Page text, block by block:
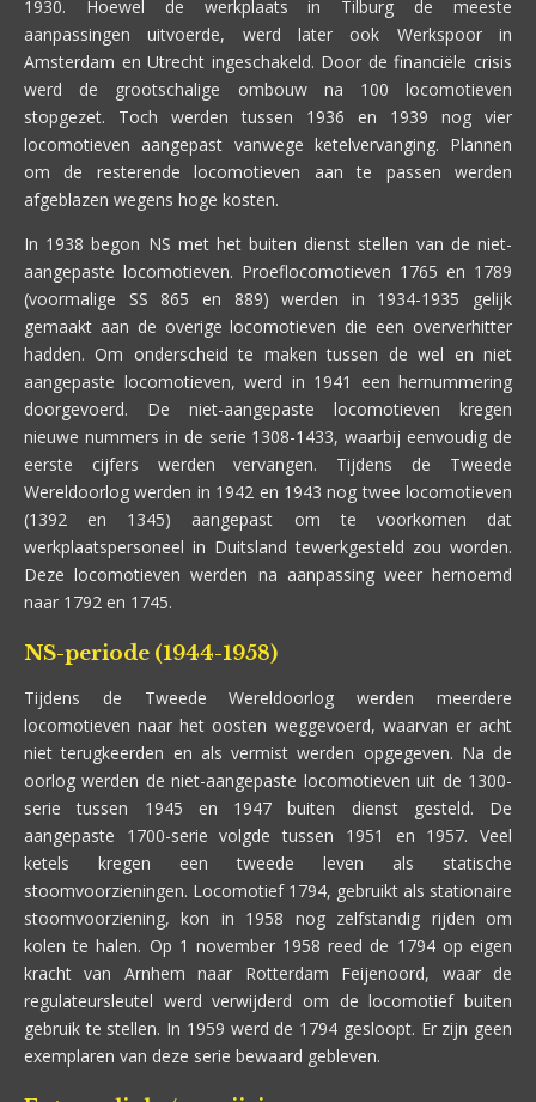
1930. Hoewel de werkplaats in Tilburg de meeste
aanpassingen uitvoerde, werd later ook Werkspoor in
Amsterdam en Utrecht ingeschakeld. Door de financiële crisis
werd de grootschalige ombouw na 100 locomotieven
stopgezet. Toch werden tussen 1936 en 1939 nog vier
locomotieven aangepast vanwege ketelvervanging. Plannen
om de resterende locomotieven aan te passen werden
afgeblazen wegens hoge kosten.
In 1938 begon NS met het buiten dienst stellen van de niet-
aangepaste locomotieven. Proeflocomotieven 1765 en 1789
(voormalige SS 865 en 889) werden in 1934-1935 gelijk
gemaakt aan de overige locomotieven die een oververhitter
hadden. Om onderscheid te maken tussen de wel en niet
aangepaste locomotieven, werd in 1941 een hernummering
doorgevoerd. De niet-aangepaste locomotieven kregen
nieuwe nummers in de serie 1308-1433, waarbij eenvoudig de
eerste cijfers werden vervangen. Tijdens de Tweede
Wereldoorlog werden in 1942 en 1943 nog twee locomotieven
(1392 en 1345) aangepast om te voorkomen dat
werkplaatspersoneel in Duitsland tewerkgesteld zou worden.
Deze locomotieven werden na aanpassing weer hernoemd
naar 1792 en 1745.
NS-periode (1944-1958)
Tijdens de Tweede Wereldoorlog werden meerdere
locomotieven naar het oosten weggevoerd, waarvan er acht
niet terugkeerden en als vermist werden opgegeven. Na de
oorlog werden de niet-aangepaste locomotieven uit de 1300-
serie tussen 1945 en 1947 buiten dienst gesteld. De
aangepaste 1700-serie volgde tussen 1951 en 1957. Veel
ketels kregen een tweede leven als statische
stoomvoorzieningen. Locomotief 1794, gebruikt als stationaire
stoomvoorziening, kon in 1958 nog zelfstandig rijden om
kolen te halen. Op 1 november 1958 reed de 1794 op eigen
kracht van Arnhem naar Rotterdam Feijenoord, waar de
regulateursleutel werd verwijderd om de locomotief buiten
gebruik te stellen. In 1959 werd de 1794 gesloopt. Er zijn geen
exemplaren van deze serie bewaard gebleven.